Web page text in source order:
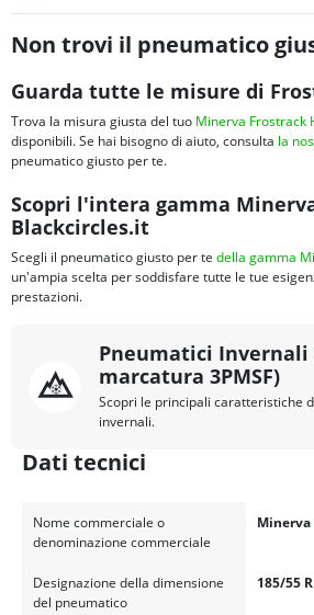
Non trovi il pneumatico
Guarda tutte le misure di
Trova la misura giusta del tuo Minerva Frostrack
disponibili. Se hai bisogno di aiuto, consulta la
pneumatico giusto per te.
Scopri l'intera gamma
Blackcircles.it
Scegli il pneumatico giusto per te della gamma
un'ampia scelta per soddisfare tutte le tue
prestazioni.
Pneumatici Invernali
marcatura 3PMSF)
Scopri le principali caratteristiche
invernali.
Dati tecnici
Nome commerciale o
denominazione commerciale
Minerva
Designazione della dimensione
del pneumatico
185/55